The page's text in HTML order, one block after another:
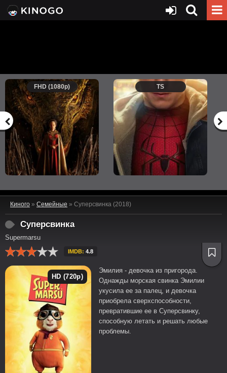
FHD (1080p) TS
Киного » Семейные » Суперсвинка (2018)
Суперсвинка
Supermarsu
IMDB: 4.8
HD (720p)
Эмилия - девочка из пригорода.
Однажды морская свинка Эмилии
укусила ее за палец, и девочка
приобрела сверхспособности,
превратившие ее в Суперсвинку,
способную летать и решать любые
проблемы.